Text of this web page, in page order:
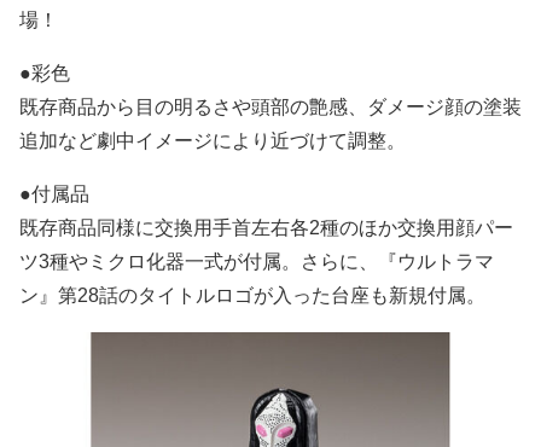
場！
●彩色
既存商品から目の明るさや頭部の艶感、ダメージ顔の塗装
追加など劇中イメージにより近づけて調整。
●付属品
既存商品同様に交換用手首左右各2種のほか交換用顔パー
ツ3種やミクロ化器一式が付属。さらに、『ウルトラマ
ン』第28話のタイトルロゴが入った台座も新規付属。